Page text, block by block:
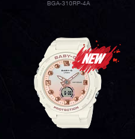
BGA-310RP-4A